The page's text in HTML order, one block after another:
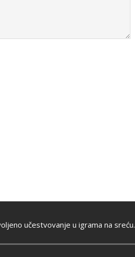
učestvovanje u igrama na sreću.